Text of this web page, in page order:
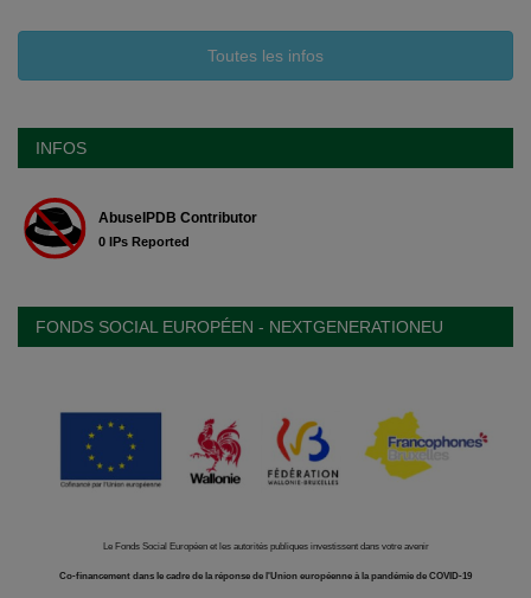
Toutes les infos
INFOS
FONDS SOCIAL EUROPÉEN - NEXTGENERATIONEU
Le Fonds Social Européen et les autorités publiques investissent dans votre avenir
Co-financement dans le cadre de la réponse de l'Union européenne à la pandémie de COVID-19